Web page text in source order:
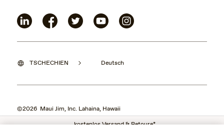
kostenlos Versand & Retoure*
TSCHECHIEN Deutsch
©2026 Maui Jim, Inc. Lahaina, Hawaii